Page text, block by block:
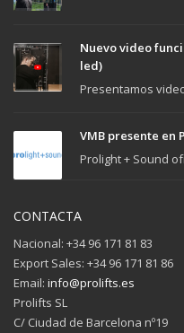
Nuevo video
led)
Presentamos
VMB presente en
Prolight + Sound
CONTACTA
Nacional: +34 96 171 81 83
Export Sales: +34 96 171 81 86
Email: info@prolifts.es
Prolifts SL
C/ Ciudad de Barcelona nº19